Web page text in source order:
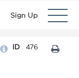
Sign Up
ID 476